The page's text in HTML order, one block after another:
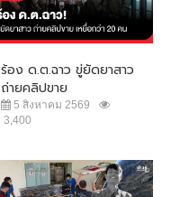
ร้อง ด.ต.ฉาว ขู่ยัดยาสาว
ถ่ายคลิปขาย
5 สิงหาคม 2569
3,400